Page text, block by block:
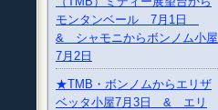
モンタンベール 7月1日
& シャモニからボンノム小屋
7月2日
★TMB・ボンノムからエリザ
ベッタ小屋7月3日 & エリ